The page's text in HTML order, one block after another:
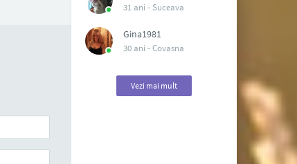
31 ani - Suceava
Gina1981
30 ani -Covasna
Vezi mai mult